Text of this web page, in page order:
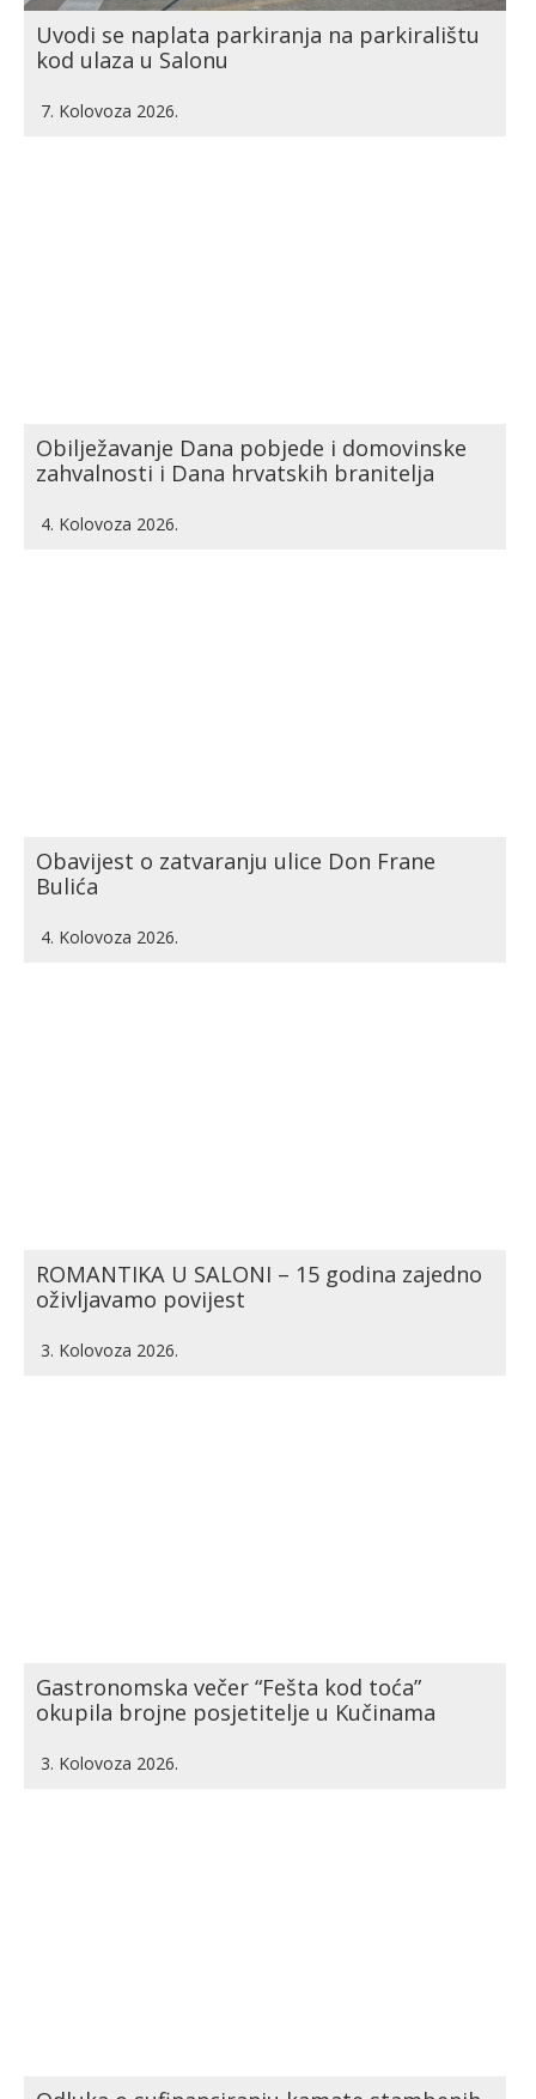
Uvodi se naplata parkiranja na parkiralištu
kod ulaza u Salonu
7. Kolovoza 2026.
Obilježavanje Dana pobjede i domovinske
zahvalnosti i Dana hrvatskih branitelja
4. Kolovoza 2026.
Obavijest o zatvaranju ulice Don Frane
Bulića
4. Kolovoza 2026.
ROMANTIKA U SALONI – 15 godina zajedno
oživljavamo povijest
3. Kolovoza 2026.
Gastronomska večer “Fešta kod toća”
okupila brojne posjetitelje u Kučinama
3. Kolovoza 2026.